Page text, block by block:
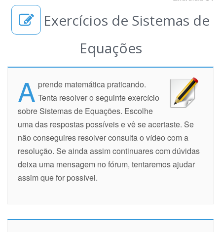
Exercícios de Sistemas de
Equações
A prende matemática praticando.
Tenta resolver o seguinte exercício
sobre Sistemas de Equações. Escolhe
uma das respostas possíveis e vê se acertaste. Se
não conseguires resolver consulta o vídeo com a
resolução. Se ainda assim continuares com dúvidas
deixa uma mensagem no fórum, tentaremos ajudar
assim que for possível.